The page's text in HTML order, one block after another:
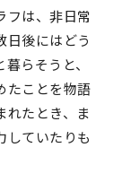
フは、非日常
日後にはどう
らそうと、
たことを物語
れたとき、ま
していたりも